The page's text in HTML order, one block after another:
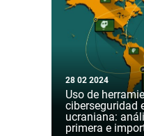
28 02 2024
Uso de
ciberseguridad
ucraniana:
primera e